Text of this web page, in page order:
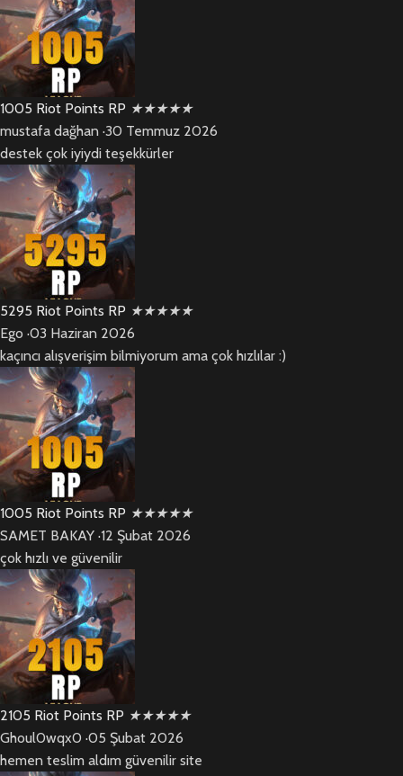
1005 Riot Points RP ★★★★★
mustafa dağhan ·30 Temmuz 2026
destek çok iyiydi teşekkürler
5295 Riot Points RP ★★★★★
Ego ·03 Haziran 2026
kaçıncı alışverişim bilmiyorum ama çok hızlılar :)
1005 Riot Points RP ★★★★★
SAMET BAKAY ·12 Şubat 2026
çok hızlı ve güvenilir
2105 Riot Points RP ★★★★★
Ghoul0wqx0 ·05 Şubat 2026
hemen teslim aldım güvenilir site